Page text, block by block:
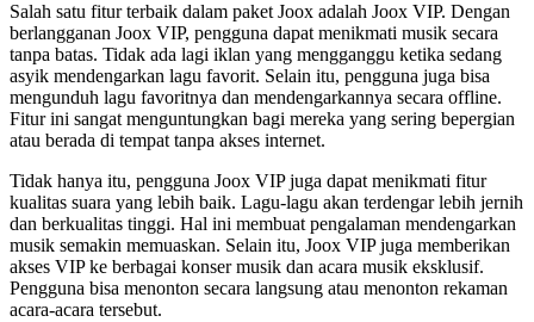
Salah satu fitur terbaik dalam paket Joox adalah Joox VIP. Dengan
berlangganan Joox VIP, pengguna dapat menikmati musik secara
tanpa batas. Tidak ada lagi iklan yang mengganggu ketika sedang
asyik mendengarkan lagu favorit. Selain itu, pengguna juga bisa
mengunduh lagu favoritnya dan mendengarkannya secara offline.
Fitur ini sangat menguntungkan bagi mereka yang sering bepergian
atau berada di tempat tanpa akses internet.
Tidak hanya itu, pengguna Joox VIP juga dapat menikmati fitur
kualitas suara yang lebih baik. Lagu-lagu akan terdengar lebih jernih
dan berkualitas tinggi. Hal ini membuat pengalaman mendengarkan
musik semakin memuaskan. Selain itu, Joox VIP juga memberikan
akses VIP ke berbagai konser musik dan acara musik eksklusif.
Pengguna bisa menonton secara langsung atau menonton rekaman
acara-acara tersebut.